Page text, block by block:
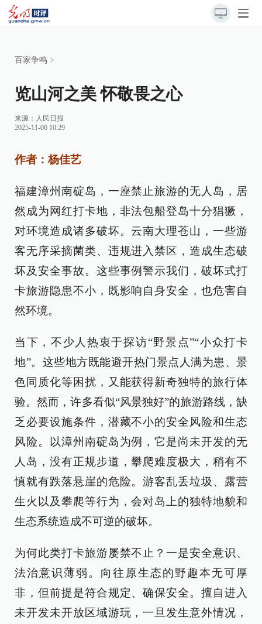
百家争鸣 >
览山河之美 怀敬畏之心
来源： 人民日报
2025-11-06 10:29
作者：杨佳艺
福建漳州南碇岛，一座禁止旅游的无人岛，居
然成为网红打卡地，非法包船登岛十分猖獗，
对环境造成诸多破坏。云南大理苍山，一些游
客无序采摘菌类、违规进入禁区，造成生态破
坏及安全事故。这些事例警示我们，破坏式打
卡旅游隐患不小，既影响自身安全，也危害自
然环境。
当下，不少人热衷于探访“野景点”“小众打卡
地”。这些地方既能避开热门景点人满为患、景
色同质化等困扰，又能获得新奇独特的旅行体
验。然而，许多看似“风景独好”的旅游路线，缺
乏必要设施条件，潜藏不小的安全风险和生态
风险。以漳州南碇岛为例，它是尚未开发的无
人岛，没有正规步道，攀爬难度极大，稍有不
慎就有跌落悬崖的危险。游客乱丢垃圾、露营
生火以及攀爬等行为，会对岛上的独特地貌和
生态系统造成不可逆的破坏。
为何此类打卡旅游屡禁不止？一是安全意识、
法治意识薄弱。向往原生态的野趣本无可厚
非，但前提是符合规定、确保安全。擅自进入
未开发未开放区域游玩，一旦发生意外情况，